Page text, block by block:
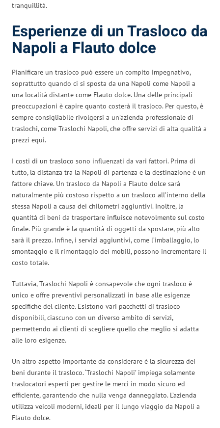
tranquillità.
Esperienze di un Trasloco da
Napoli a Flauto dolce
Pianificare un trasloco può essere un compito impegnativo,
soprattutto quando ci si sposta da una Napoli come Napoli a
una località distante come Flauto dolce. Una delle principali
preoccupazioni è capire quanto costerà il trasloco. Per questo, è
sempre consigliabile rivolgersi a un’azienda professionale di
traslochi, come Traslochi Napoli, che offre servizi di alta qualità a
prezzi equi.
I costi di un trasloco sono influenzati da vari fattori. Prima di
tutto, la distanza tra la Napoli di partenza e la destinazione è un
fattore chiave. Un trasloco da Napoli a Flauto dolce sarà
naturalmente più costoso rispetto a un trasloco all’interno della
stessa Napoli a causa dei chilometri aggiuntivi. Inoltre, la
quantità di beni da trasportare influisce notevolmente sul costo
finale. Più grande è la quantità di oggetti da spostare, più alto
sarà il prezzo. Infine, i servizi aggiuntivi, come l’imballaggio, lo
smontaggio e il rimontaggio dei mobili, possono incrementare il
costo totale.
Tuttavia, Traslochi Napoli è consapevole che ogni trasloco è
unico e offre preventivi personalizzati in base alle esigenze
specifiche del cliente. Esistono vari pacchetti di trasloco
disponibili, ciascuno con un diverso ambito di servizi,
permettendo ai clienti di scegliere quello che meglio si adatta
alle loro esigenze.
Un altro aspetto importante da considerare è la sicurezza dei
beni durante il trasloco. ‘Traslochi Napoli’ impiega solamente
traslocatori esperti per gestire le merci in modo sicuro ed
efficiente, garantendo che nulla venga danneggiato. L’azienda
utilizza veicoli moderni, ideali per il lungo viaggio da Napoli a
Flauto dolce.